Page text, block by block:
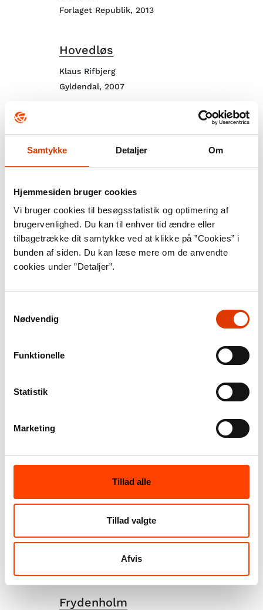
Samtykke Detaljer Om
Hjemmesiden bruger cookies
Vi bruger cookies til besøgsstatistik og optimering af
brugervenlighed. Du kan til enhver tid ændre eller
tilbagetrække dit samtykke ved at klikke på ”Cookies” i
bunden af siden. Du kan læse mere om de anvendte
cookies under ”Detaljer”.
Nødvendig
Funktionelle
Statistik
Marketing
Tillad alle
Tillad valgte
Afvis
Forlaget Republik, 2013
Hovedløs
Klaus Rifbjerg
Gyldendal, 2007
Hanne Richardt Beck
Thorstein Thomsen
Rosinante, 2006
Hvilken befrielse: Fortælling fra
Samleren, 1993
Mørklægning
Gyldendal, 1988
Frydenholm